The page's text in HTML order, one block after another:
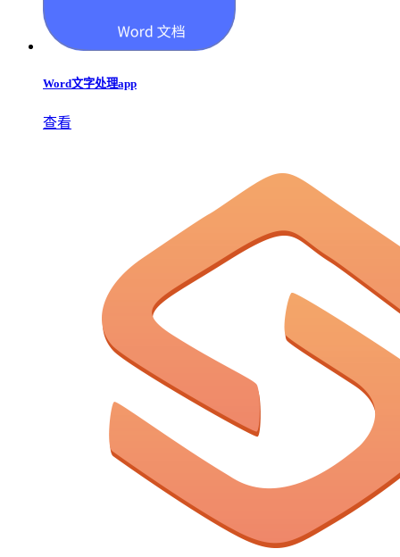
Word文字处理app
查看